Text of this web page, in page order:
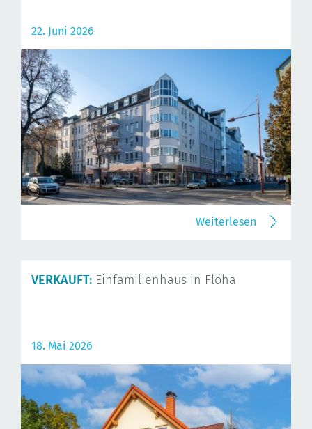
22. Juni 2026
Weiterlesen
VERKAUFT: Einfamilienhaus in Flöha
18. Mai 2026